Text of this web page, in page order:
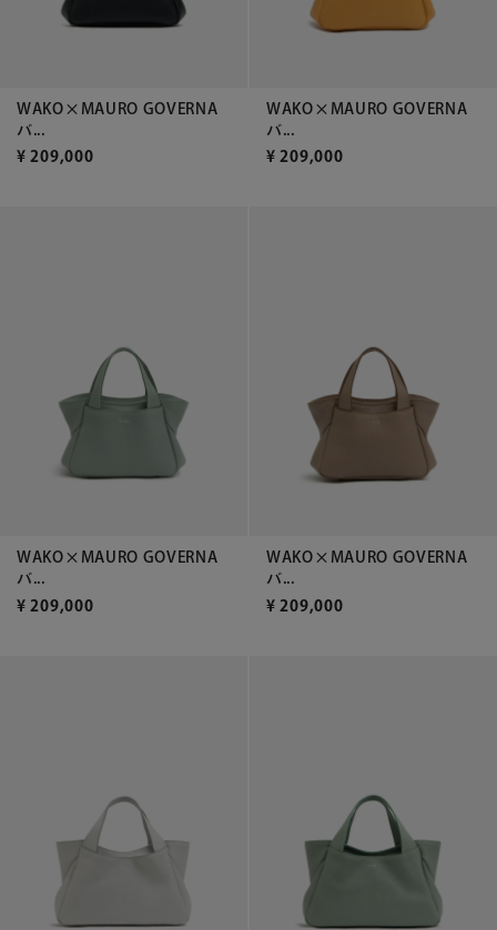
WAKO×MAURO GOVERNA
バ...
¥ 209,000
WAKO×MAURO GOVERNA
バ...
¥ 209,000
WAKO×MAURO GOVERNA
バ...
¥ 209,000
WAKO×MAURO GOVERNA
バ...
¥ 209,000